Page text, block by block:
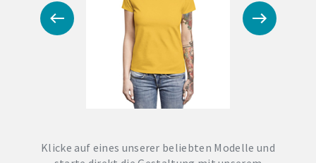
Klicke auf eines unserer beliebten Modelle und